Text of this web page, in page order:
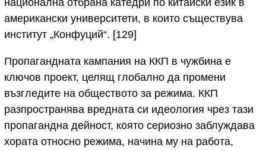
национална отбрана катедри по китайски език в
американски университети, в които съществува
институт „Конфуций“. [129]
Пропагандната кампания на ККП в чужбина е
ключов проект, целящ глобално да промени
възгледите на обществото за режима. ККП
разпространява вредната си идеология чрез тази
пропагандна дейност, която сериозно заблуждава
хората относно режима, начина му на работа,